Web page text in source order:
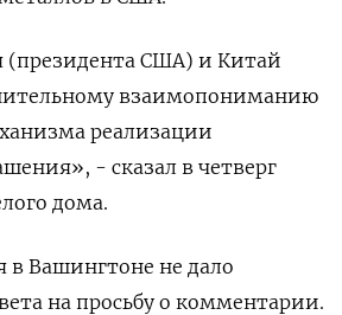
США) и Китай
взаимопониманию
реализации
- сказал в четверг
дома.
в Вашингтоне не дало
на просьбу о комментарии.